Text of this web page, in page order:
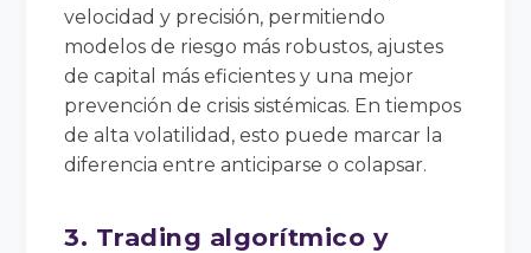
velocidad y precisión, permitiendo
modelos de riesgo más robustos, ajustes
de capital más eficientes y una mejor
prevención de crisis sistémicas. En tiempos
de alta volatilidad, esto puede marcar la
diferencia entre anticiparse o colapsar.
3. Trading algorítmico y